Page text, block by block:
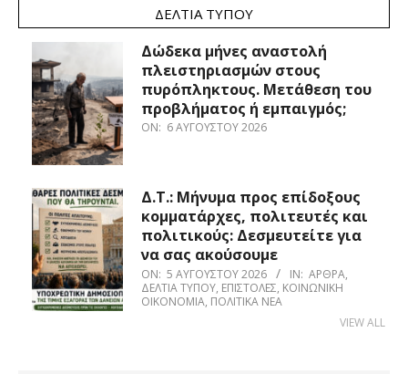
ΔΕΛΤΊΑ ΤΎΠΟΥ
Δώδεκα μήνες αναστολή
πλειστηριασμών στους
πυρόπληκτους. Μετάθεση του
προβλήματος ή εμπαιγμός;
ON: 6 ΑΥΓΟΎΣΤΟΥ 2026
Δ.Τ.: Μήνυμα προς επίδοξους
κομματάρχες, πολιτευτές και
πολιτικούς: Δεσμευτείτε για
να σας ακούσουμε
ON: 5 ΑΥΓΟΎΣΤΟΥ 2026 IN: ΆΡΘΡΑ,
ΔΕΛΤΊΑ ΤΎΠΟΥ, ΕΠΙΣΤΟΛΈΣ, ΚΟΙΝΩΝΙΚΉ
ΟΙΚΟΝΟΜΊΑ, ΠΟΛΙΤΙΚΆ ΝΈΑ
VIEW ALL